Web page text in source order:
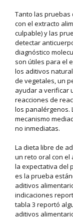
Tanto las pruebas
con el extracto
culpable) y las
detectar
diagnóstico
son útiles para el
los aditivos
de vegetales, un
ayudar a verificar
reacciones de
los panalérgenos.
mecanismo
no inmediatas.
La dieta libre de
un reto oral con el
la expectativa del
es la prueba
aditivos
indicaciones
tabla 3 reportó
aditivos